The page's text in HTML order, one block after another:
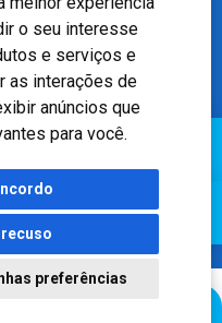
o seu interesse
e serviços e
as interações de
anúncios que
para você.
recuso
preferências
Porto Alegre – RS,
Nasi - CREMERS 11217
Empresa (CRM-RS): 425